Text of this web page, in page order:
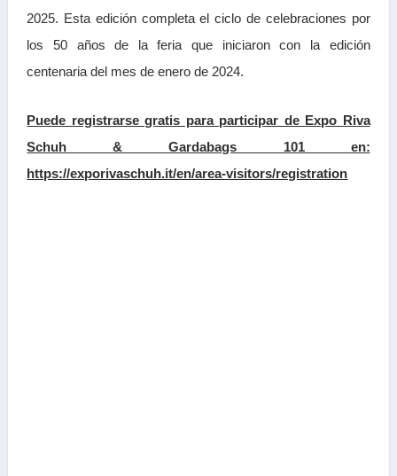
2025. Esta edición completa el ciclo de celebraciones por
los 50 años de la feria que iniciaron con la edición
centenaria del mes de enero de 2024.
Puede registrarse gratis para participar de Expo Riva
Schuh & Gardabags 101 en:
https://exporivaschuh.it/en/area-visitors/registration